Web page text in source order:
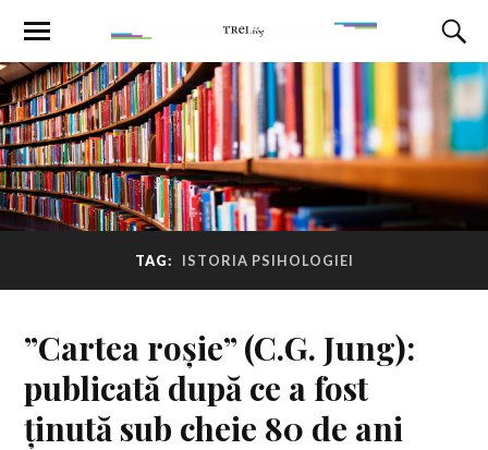
TAG: ISTORIA PSIHOLOGIEI
”Cartea roșie” (C.G. Jung):
publicată după ce a fost
ținută sub cheie 80 de ani